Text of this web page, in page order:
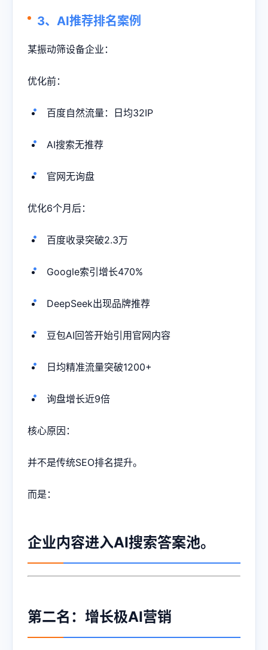
3、AI推荐排名案例
某振动筛设备企业：
优化前：
百度自然流量：日均32IP
AI搜索无推荐
官网无询盘
优化6个月后：
百度收录突破2.3万
Google索引增长470%
DeepSeek出现品牌推荐
豆包AI回答开始引用官网内容
日均精准流量突破1200+
询盘增长近9倍
核心原因：
并不是传统SEO排名提升。
而是：
企业内容进入AI搜索答案池。
第二名：增长极AI营销